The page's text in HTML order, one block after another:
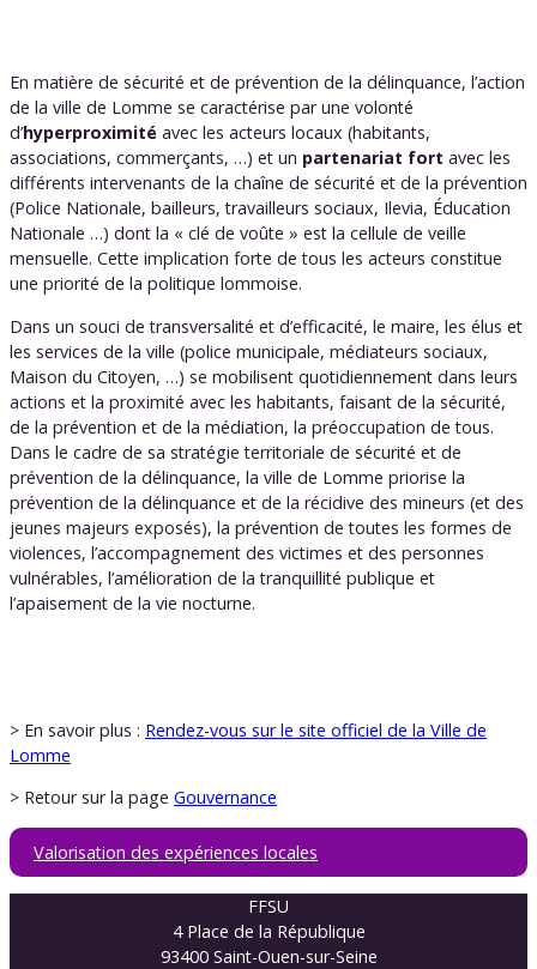
En matière de sécurité et de prévention de la délinquance, l’action
de la ville de Lomme se caractérise par une volonté
d’hyperproximité avec les acteurs locaux (habitants,
associations, commerçants, …) et un partenariat fort avec les
différents intervenants de la chaîne de sécurité et de la prévention
(Police Nationale, bailleurs, travailleurs sociaux, Ilevia, Éducation
Nationale …) dont la « clé de voûte » est la cellule de veille
mensuelle. Cette implication forte de tous les acteurs constitue
une priorité de la politique lommoise.
Dans un souci de transversalité et d’efficacité, le maire, les élus et
les services de la ville (police municipale, médiateurs sociaux,
Maison du Citoyen, …) se mobilisent quotidiennement dans leurs
actions et la proximité avec les habitants, faisant de la sécurité,
de la prévention et de la médiation, la préoccupation de tous.
Dans le cadre de sa stratégie territoriale de sécurité et de
prévention de la délinquance, la ville de Lomme priorise la
prévention de la délinquance et de la récidive des mineurs (et des
jeunes majeurs exposés), la prévention de toutes les formes de
violences, l’accompagnement des victimes et des personnes
vulnérables, l’amélioration de la tranquillité publique et
l’apaisement de la vie nocturne.
> En savoir plus : Rendez-vous sur le site officiel de la Ville de
Lomme
> Retour sur la page Gouvernance
Valorisation des expériences locales
FFSU
4 Place de la République
93400 Saint-Ouen-sur-Seine